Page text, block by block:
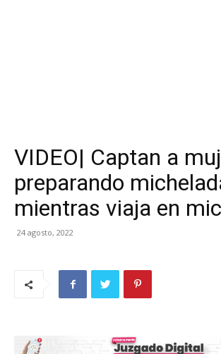
VIDEO| Captan a
preparando
mientras viaja en
24 agosto, 2022